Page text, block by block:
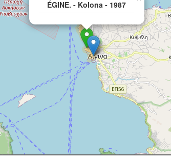
ÉGINE. - Kolona - 1987